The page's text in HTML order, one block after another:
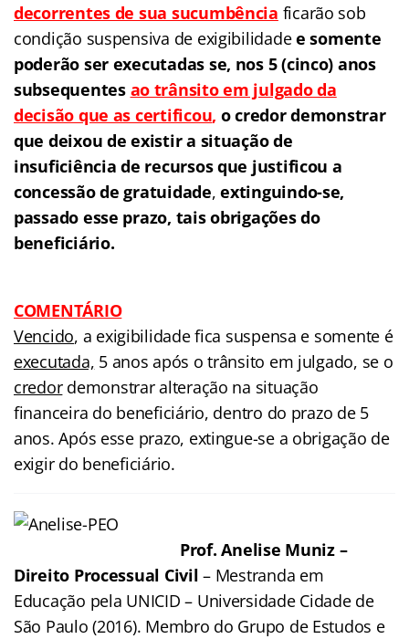
decorrentes de sua sucumbência ficarão sob
condição suspensiva de exigibilidadee somente
poderão ser executadas se, nos 5 (cinco) anos
subsequentes ao trânsito em julgado da
decisão que as certificou, o credor demonstrar
que deixou de existir a situação de
insuficiência de recursos que justificou a
concessão de gratuidade,extinguindo-se,
passado esse prazo, tais obrigações do
beneficiário.
COMENTÁRIO
Vencido, a exigibilidade fica suspensa e somente é
executada, 5 anos após o trânsito em julgado, se o
credordemonstrar alteração na situação
financeira do beneficiário, dentro do prazo de 5
anos. Após esse prazo, extingue-se a obrigação de
exigir do beneficiário.
Prof. Anelise Muniz –
Direito Processual Civil – Mestranda em
Educação pela UNICID – Universidade Cidade de
São Paulo (2016). Membro do Grupo de Estudos e